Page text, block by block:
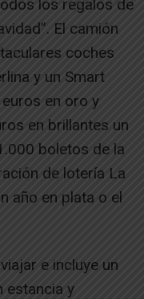
los regalos de
El camión
coches
y un Smart
en oro y
en brillantes un
boletos de la
de lotería La
año en plata o el
e incluye un
estancia y